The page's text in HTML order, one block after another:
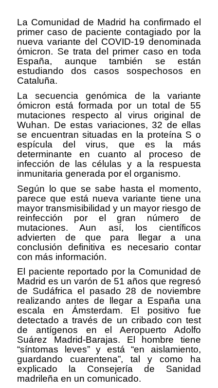
La Comunidad de Madrid ha confirmado el
primer caso de paciente contagiado por la
nueva variante del COVID-19 denominada
ómicron. Se trata del primer caso en toda
España, aunque también se están
estudiando dos casos sospechosos en
Cataluña.
La secuencia genómica de la variante
ómicron está formada por un total de 55
mutaciones respecto al virus original de
Wuhan. De estas variaciones, 32 de ellas
se encuentran situadas en la proteína S o
espícula del virus, que es la más
determinante en cuanto al proceso de
infección de las células y a la respuesta
inmunitaria generada por el organismo.
Según lo que se sabe hasta el momento,
parece que está nueva variante tiene una
mayor transmisibilidad y un mayor riesgo de
reinfección por el gran número de
mutaciones. Aun así, los científicos
advierten de que para llegar a una
conclusión definitiva es necesario contar
con más información.
El paciente reportado por la Comunidad de
Madrid es un varón de 51 años que regresó
de Sudáfrica el pasado 28 de noviembre
realizando antes de llegar a España una
escala en Ámsterdam. El positivo fue
detectado a través de un cribado con test
de antígenos en el Aeropuerto Adolfo
Suárez Madrid-Barajas. El hombre tiene
“síntomas leves” y está “en aislamiento,
guardando cuarentena”, tal y como ha
explicado la Consejería de Sanidad
madrileña en un comunicado.